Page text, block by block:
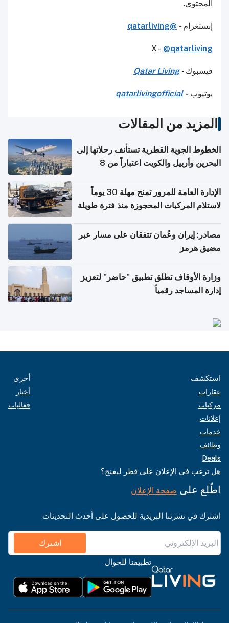
المحتوى.
إنستغرام - @qatarliving
X - @qatarliving
فيسبوك -Qatar Living
يوتيوب-
qatarlivingofficial
المزيد من المقالات
الخطوط الجوية القطرية تستأنف رحلاتها إلى
البحرين وأربيل والكويت اعتباراً من 8
الإدارة العامة للمرور تمنح مهلة 30 يوماً
لاستلام المركبات المحجوزة منذ فترة طويلة
مصادر: إيران وعُمان تتفقان على مسار عبر
مضيق هرمز
وزارة الأوقاف تطلق تطبيق "حاضر" لتعزيز
إدارة المساجد رقمياً
استكشف
عقارات
مركبات
إعلانات
خدمات
وظائف
Deals
أخرى
أخبار
فعاليات
هل ترغب في الإعلان على قطر ليفنج؟
اطّلع على صفحة الإعلان
اشترك في نشرتنا البريدية للحصول على أحدث التحديثات
اشترك
تطبيقنا للجوال